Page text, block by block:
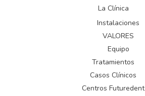
La Clínica
Instalaciones
VALORES
Equipo
Tratamientos
Casos Clínicos
Centros Futuredent